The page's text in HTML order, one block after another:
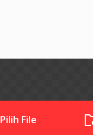
Pilih File